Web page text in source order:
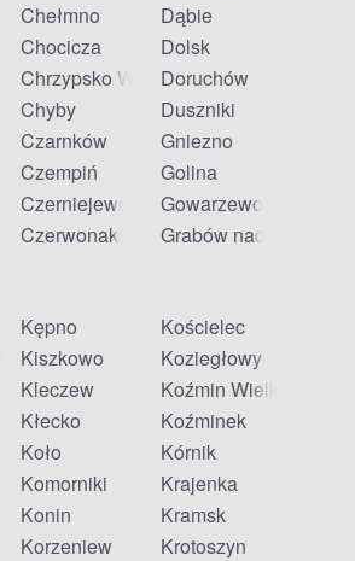
Chełmno
Chocicza
Chrzypsko Wielkie
Chyby
Czarnków
Czempiń
Czerniejewo
Czerwonak
Dąbie
Dolsk
Doruchów
Duszniki
Gniezno
Golina
Gowarzewo
Grabów nad Prosną
Kępno
Kiszkowo
Kleczew
Kłecko
Koło
Komorniki
Konin
Korzeniew
Kościelec
Koziegłowy
Koźmin Wielkopolski
Koźminek
Kórnik
Krajenka
Kramsk
Krotoszyn